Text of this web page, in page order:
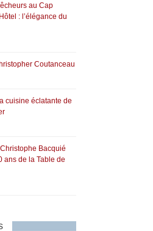
au Cap
: l’élégance du
Coutanceau
cuisine éclatante de
Bacquié
ans de la Table de